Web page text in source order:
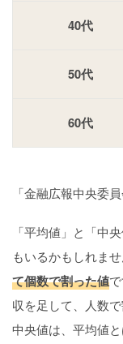
40代
50代
60代
「金融広報中央委
「平均値」と「中
もいるかもしれませ
て個数で割った値
収を足して、人数で
中央値は、平均値